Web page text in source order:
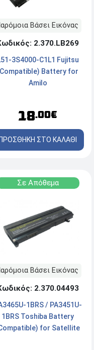
Βάσει Εικόνας
2.370.LB269
3S4000-C1L1 Fujitsu
Battery for
Amilo
18.00€
ΠΡΟΣΘΗΚΗ ΣΤΟ ΚΑΛΑΘΙ
Σε Απόθεμα
Βάσει Εικόνας
2.370.04493
1BRS / PA3451U-
1BRS Toshiba Battery
for Satellite